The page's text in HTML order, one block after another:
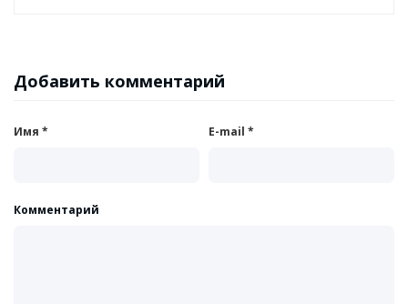
Добавить комментарий
Имя * E-mail *
Комментарий